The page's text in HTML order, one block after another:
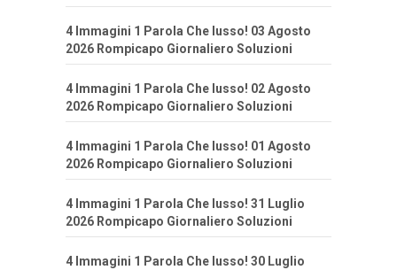
4 Immagini 1 Parola Che lusso! 03 Agosto
2026 Rompicapo Giornaliero Soluzioni
4 Immagini 1 Parola Che lusso! 02 Agosto
2026 Rompicapo Giornaliero Soluzioni
4 Immagini 1 Parola Che lusso! 01 Agosto
2026 Rompicapo Giornaliero Soluzioni
4 Immagini 1 Parola Che lusso! 31 Luglio
2026 Rompicapo Giornaliero Soluzioni
4 Immagini 1 Parola Che lusso! 30 Luglio